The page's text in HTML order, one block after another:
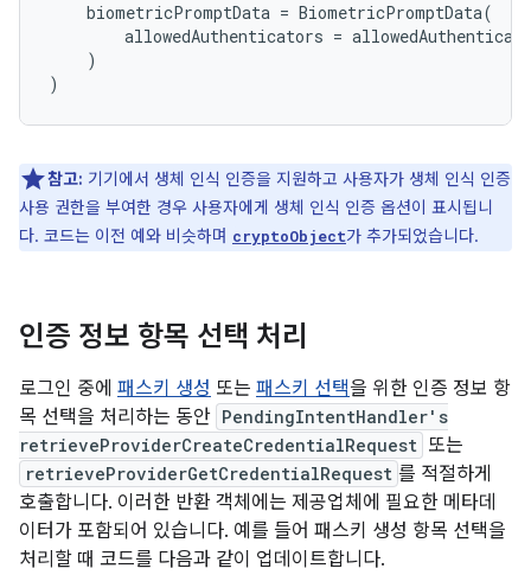
biometricPromptData = BiometricPromptData(
allowedAuthenticators =
)
)
참고: 기기에서 생체 인식 인증을 지원하고 사용자가 생체 인식 인증
사용 권한을 부여한 경우 사용자에게 생체 인식 인증 옵션이 표시됩니
다. 코드는 이전 예와 비슷하며 cryptoObject가 추가되었습니다.
인증 정보 항목 선택 처리
로그인 중에 패스키 생성 또는 패스키 선택을 위한 인증 정보 항
목 선택을 처리하는 동안 PendingIntentHandler's
retrieveProviderCreateCredentialRequest 또는
retrieveProviderGetCredentialRequest 를 적절하게
호출합니다. 이러한 반환 객체에는 제공업체에 필요한 메타데
이터가 포함되어 있습니다. 예를 들어 패스키 생성 항목 선택을
처리할 때 코드를 다음과 같이 업데이트합니다.